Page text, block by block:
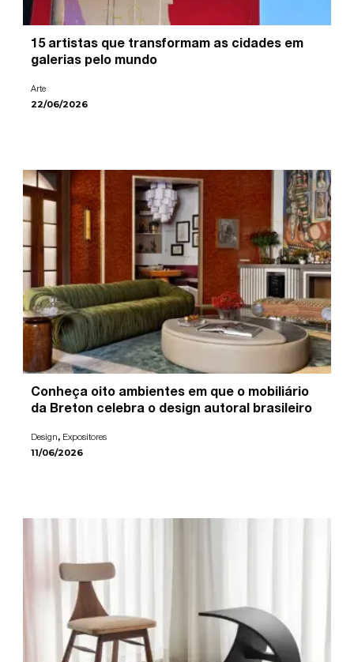
15 artistas que transformam as cidades em
galerias pelo mundo
Arte
22/06/2026
Conheça oito ambientes em que o mobiliário
da Breton celebra o design autoral brasileiro
Design, Expositores
11/06/2026